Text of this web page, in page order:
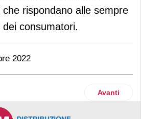
rispondano alle sempre
consumatori.
2022
Garden Gourmet: una nuova ricetta
Articolo
Avanti